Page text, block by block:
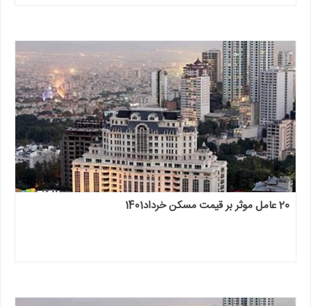
20 عامل موثر بر قیمت مسکن خرداد1401